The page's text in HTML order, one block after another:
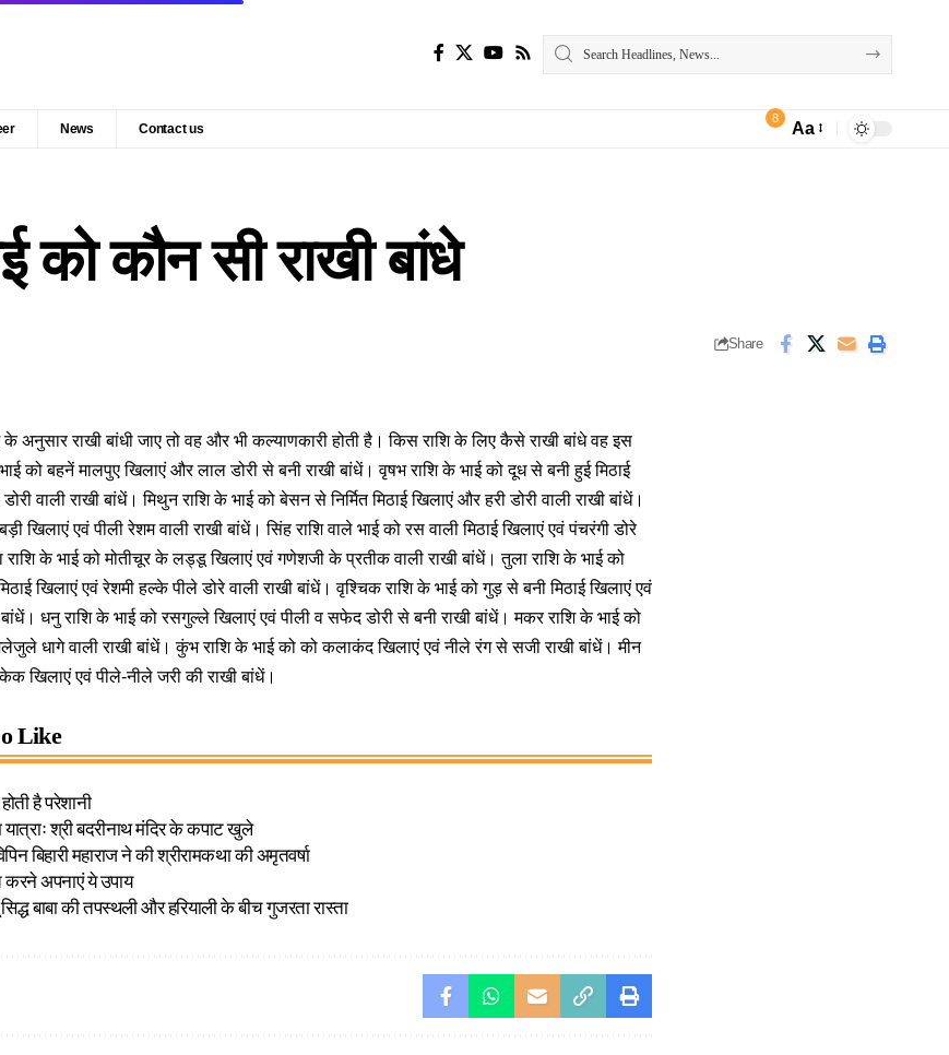
News Contact us
8
Aa
को कौन सी राखी बांधे
Share
के अनुसार राखी बांधी जाए तो वह और भी कल्याणकारी होती है। किस राशि के लिए कैसे राखी बांधे वह इस
को बहनें मालपुए खिलाएं और लाल डोरी से बनी राखी बांधें। वृषभ राशि के भाई को दूध से बनी हुई मिठाई
वाली राखी बांधें। मिथुन राशि के भाई को बेसन से निर्मित मिठाई खिलाएं और हरी डोरी वाली राखी बांधें।
खिलाएं एवं पीली रेशम वाली राखी बांधें। सिंह राशि वाले भाई को रस वाली मिठाई खिलाएं एवं पंचरंगी डोरे
राशि के भाई को मोतीचूर के लड्डू खिलाएं एवं गणेशजी के प्रतीक वाली राखी बांधें। तुला राशि के भाई को
खिलाएं एवं रेशमी हल्के पीले डोरे वाली राखी बांधें। वृश्चिक राशि के भाई को गुड़ से बनी मिठाई खिलाएं एवं
बांधें। धनु राशि के भाई को रसगुल्ले खिलाएं एवं पीली व सफेद डोरी से बनी राखी बांधें। मकर राशि के भाई को
धागे वाली राखी बांधें। कुंभ राशि के भाई को को कलाकंद खिलाएं एवं नीले रंग से सजी राखी बांधें। मीन
खिलाएं एवं पीले-नीले जरी की राखी बांधें।
Like
है परेशानी
यात्राः श्री बदरीनाथ मंदिर के कपाट खुले
बिहारी महाराज ने की श्रीरामकथा की अमृतवर्षा
अपनाएं ये उपाय
बाबा की तपस्थली और हरियाली के बीच गुजरता रास्ता